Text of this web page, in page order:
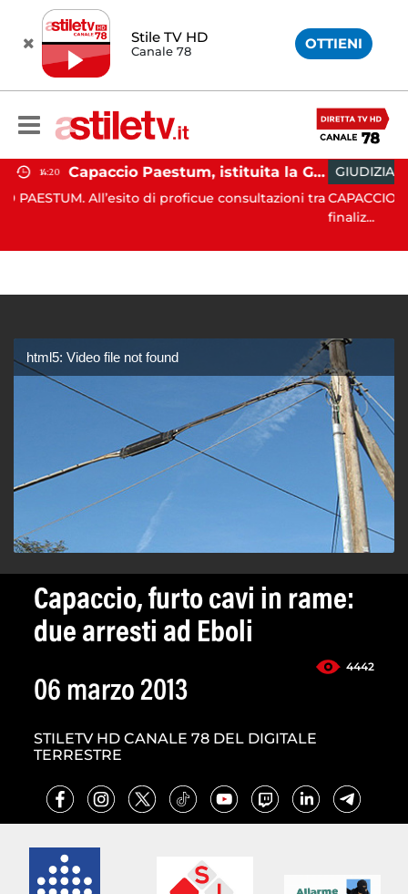
Stile TV HD
Canale 78 OTTIENI
Capaccio Paestum, istituita la Guardia Medica Turistica presso il Psaut di Piazza Santini
di proficue consultazioni tra
GIUDIZIARIA 12:25
CAPACCIO PAESTUM.
html5: Video file not found
Capaccio, furto cavi in rame:
due arresti ad Eboli
4442
06 marzo 2013
STILETV HD CANALE 78 DEL DIGITALE
TERRESTRE